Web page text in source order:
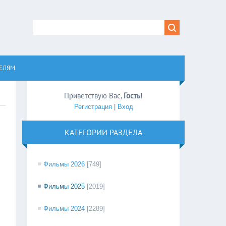
Приветствую Вас, Гость!
Регистрация| Вход
КАТЕГОРИИ РАЗДЕЛА
Фильмы 2026 [749]
Фильмы 2025 [2019]
Фильмы 2024 [2289]